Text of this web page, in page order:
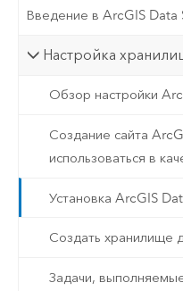
Введение в ArcGIS Data
Настройка
Обзор настройки
Создание сайта
использоваться в
Установка ArcGIS
Создать хранилище
Задачи,